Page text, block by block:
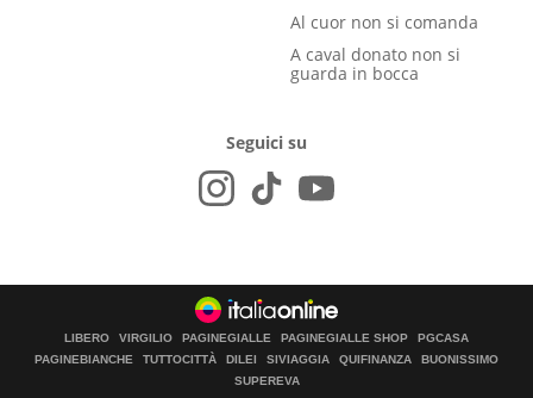
Al cuor non si comanda
A caval donato non si
guarda in bocca
Seguici su
LIBERO VIRGILIO PAGINEGIALLE PAGINEGIALLE SHOP
PGCASA
PAGINEBIANCHE
TUTTOCITTÀ DILEI SIVIAGGIA QUIFINANZA
BUONISSIMO
SUPEREVA